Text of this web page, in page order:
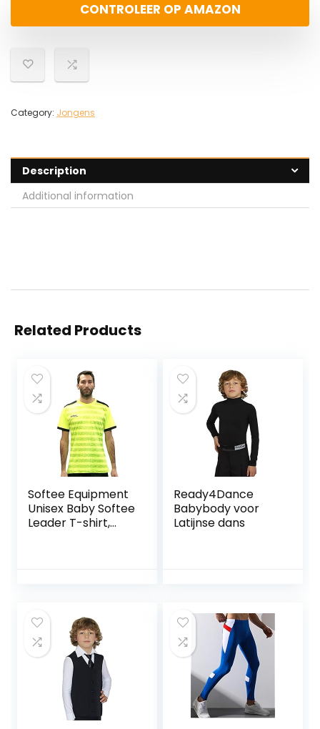
CONTROLEER OP AMAZON
Category: Jongens
Description
Additional information
Related Products
Softee Equipment
Unisex Baby Softee
Leader T-shirt,
Ready4Dance
Babybody voor
Latijnse dans